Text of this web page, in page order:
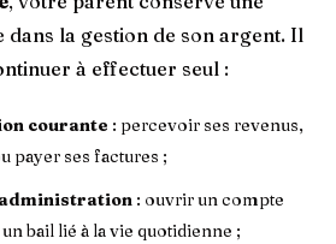
dans la gestion de son argent. Il
à effectuer seul :
courante : percevoir ses revenus,
payer ses factures ;
: ouvrir un compte
bail lié à la vie quotidienne ;